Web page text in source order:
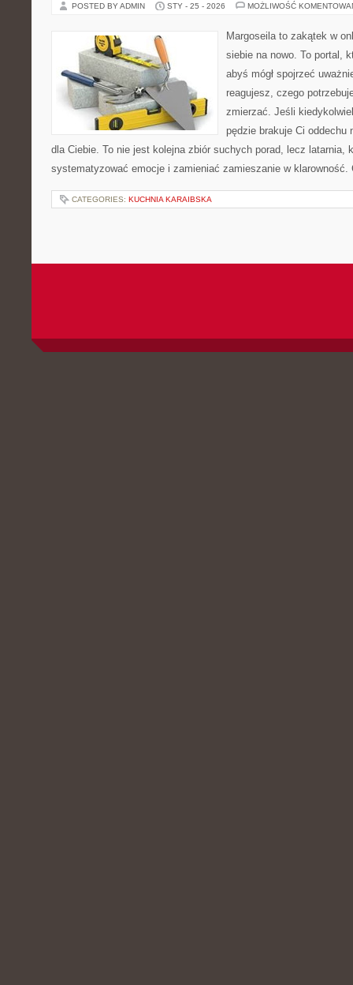
POSTED BY ADMIN STY - 25 - 2026 MOŻLIWOŚĆ
Margoseila to zakątek w
siebie na nowo. To portal,
abyś mógł spojrzeć
reagujesz, czego
zmierzać. Jeśli
pędzie brakuje Ci oddechu
dla Ciebie. To nie jest kolejna zbiór suchych porad, lecz latarnia,
systematyzować emocje i zamieniać zamieszanie w
CATEGORIES: KUCHNIA KARAIBSKA